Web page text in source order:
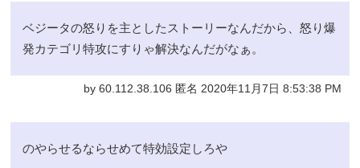
ベジータの怒りを主としたストーリーなんだから、怒り爆
発カテゴリ特攻にすりゃ解決なんだがなぁ。
by 60.112.38.106 匿名 2020年11月7日 8:53:38 PM
のやらせるならせめて特効設定しろや